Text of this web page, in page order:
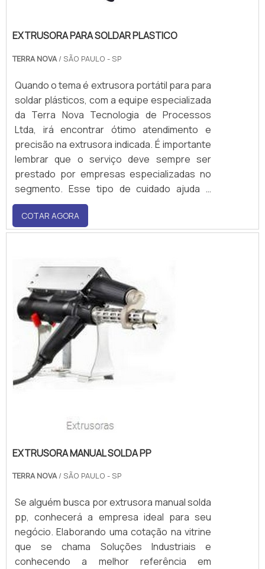
EXTRUSORA PARA SOLDAR PLASTICO
TERRA NOVA / SÃO PAULO - SP
Quando o tema é extrusora portátil para para
soldar plásticos, com a equipe especializada
da Terra Nova Tecnologia de Processos
Ltda, irá encontrar ótimo atendimento e
precisão na extrusora indicada. É importante
lembrar que o serviço deve sempre ser
prestado por empresas especializadas no
segmento. Esse tipo de cuidado ajuda a
garantir a qualidade e assertividade do
serviço. UM POUCO MAIS SOBRE
EXTRUSORA PARA SOLDAR PLÁSTICOA
COTAR AGORA
EXTRUSORA MANUAL SOLDA PP
TERRA NOVA/ SÃO PAULO - SP
Se alguém busca por extrusora manual solda
pp, conhecerá a empresa ideal para seu
negócio. Elaborando uma cotação na vitrine
que se chama Soluções Industriais e
conhecendo a melhor referência em